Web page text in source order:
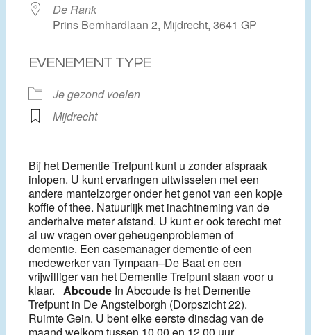
De Rank
Prins Bernhardlaan 2, Mijdrecht, 3641 GP
EVENEMENT TYPE
Je gezond voelen
Mijdrecht
Bij het Dementie Trefpunt kunt u zonder afspraak
inlopen. U kunt ervaringen uitwisselen met een
andere mantelzorger onder het genot van een kopje
koffie of thee. Natuurlijk met inachtneming van de
anderhalve meter afstand. U kunt er ook terecht met
al uw vragen over geheugenproblemen of
dementie. Een casemanager dementie of een
medewerker van Tympaan–De Baat en een
vrijwilliger van het Dementie Trefpunt staan voor u
klaar. Abcoude In Abcoude is het Dementie
Trefpunt in De Angstelborgh (Dorpszicht 22).
Ruimte Gein. U bent elke eerste dinsdag van de
maand welkom tussen 10.00 en 12.00 uur.